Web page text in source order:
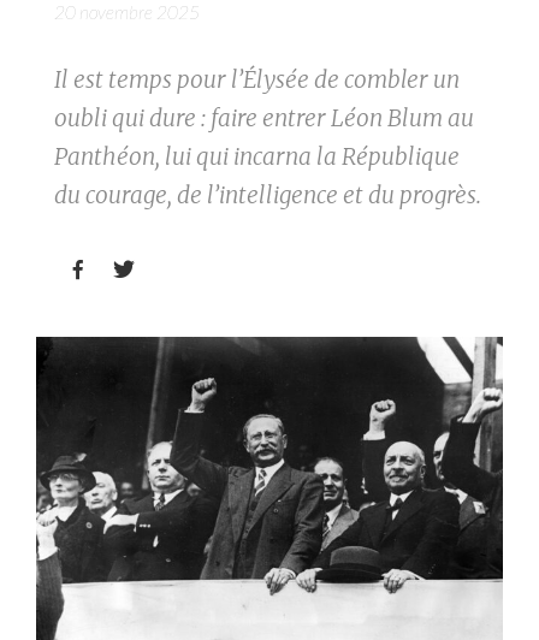
20 novembre 2025
Il est temps pour l’Élysée de combler un
oubli qui dure : faire entrer Léon Blum au
Panthéon, lui qui incarna la République
du courage, de l’intelligence et du progrès.
 